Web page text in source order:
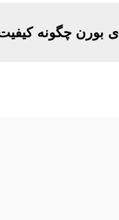
بورن چگونه